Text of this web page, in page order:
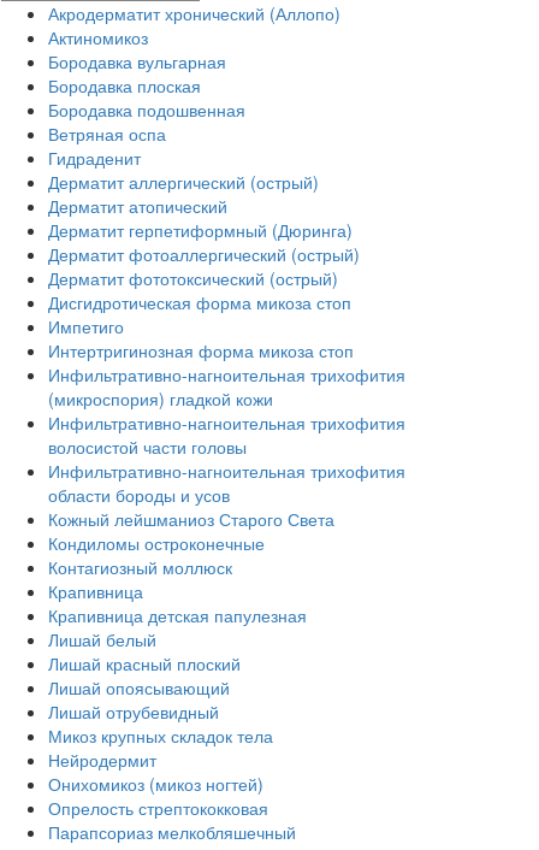
Акродерматит хронический (Аллопо)
Актиномикоз
Бородавка вульгарная
Бородавка плоская
Бородавка подошвенная
Ветряная оспа
Гидраденит
Дерматит аллергический (острый)
Дерматит атопический
Дерматит герпетиформный (Дюринга)
Дерматит фотоаллергический (острый)
Дерматит фототоксический (острый)
Дисгидротическая форма микоза стоп
Импетиго
Интертригинозная форма микоза стоп
Инфильтративно-нагноительная трихофития
(микроспория) гладкой кожи
Инфильтративно-нагноительная трихофития
волосистой части головы
Инфильтративно-нагноительная трихофития
области бороды и усов
Кожный лейшманиоз Старого Света
Кондиломы остроконечные
Контагиозный моллюск
Крапивница
Крапивница детская папулезная
Лишай белый
Лишай красный плоский
Лишай опоясывающий
Лишай отрубевидный
Микоз крупных складок тела
Нейродермит
Онихомикоз (микоз ногтей)
Опрелость стрептококковая
Парапсориаз мелкобляшечный